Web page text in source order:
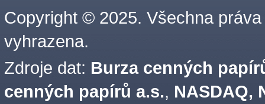
Copyright © 2025. Všechna práva
vyhrazena.
Zdroje dat: Burza cenných
cenných papírů a.s., NASDAQ,